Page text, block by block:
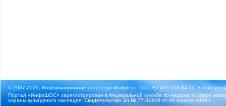
© 2007-2026, Информационное агентство ИнфоРос. Тел.: +7 495 718-84-11, E-mail:
Портал «ИнфоШОС» зарегистрирован в Федеральной службе по надзору в сфере
охраны культурного наследия. Свидетельство Эл № 77-31649 от 04 апреля 2008 г.